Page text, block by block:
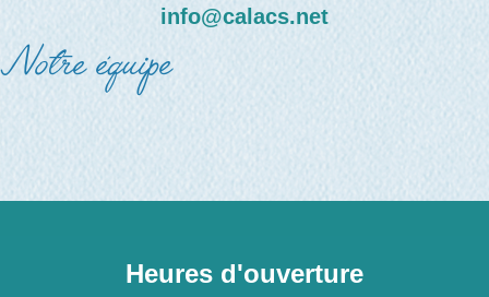
info@calacs.net
Notre équipe
Heures d'ouverture